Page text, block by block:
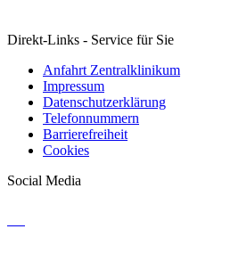
Direkt-Links - Service für Sie
Anfahrt Zentralklinikum
Impressum
Datenschutzerklärung
Telefonnummern
Barrierefreiheit
Cookies
Social Media